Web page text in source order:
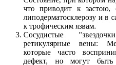
что приводит к застою,
липодерматосклерозу и
к трофическим язвам.
Сосудистые
ретикулярные вены:
которые часто
дефект, но могут